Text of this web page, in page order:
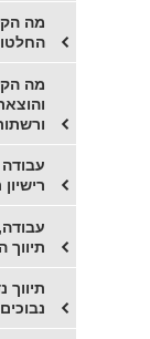
מה
מה
עבודה
תיווך
תיווך